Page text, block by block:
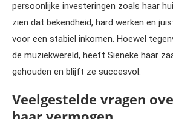
persoonlijke investeringen zoals haar
zien dat bekendheid, hard werken en
voor een stabiel inkomen. Hoewel
de muziekwereld, heeft Sieneke haar
gehouden en blijft ze succesvol.
Veelgestelde vragen